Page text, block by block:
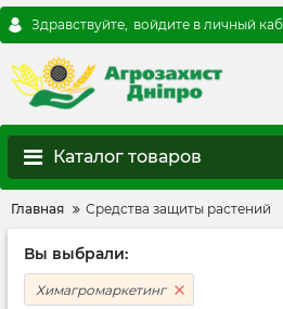
Здравствуйте, войдите в личный
Каталог товаров
Главная Средства защиты растений
Вы выбрали:
Химагромаркетинг